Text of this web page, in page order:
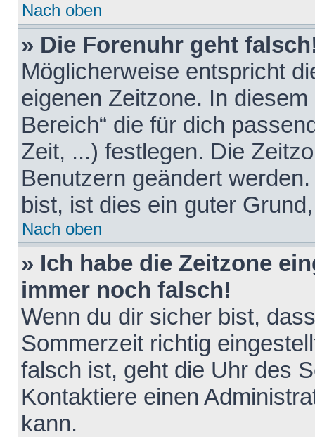
Nach oben
» Die Forenuhr geht
Möglicherweise entspricht
eigenen Zeitzone. In
Bereich“ die für dich
Zeit, ...) festlegen. Die
Benutzern geändert
bist, ist dies ein guter
Nach oben
» Ich habe die Zeitzone
immer noch falsch!
Wenn du dir sicher bist,
Sommerzeit richtig
falsch ist, geht die Uhr des
Kontaktiere einen
kann.